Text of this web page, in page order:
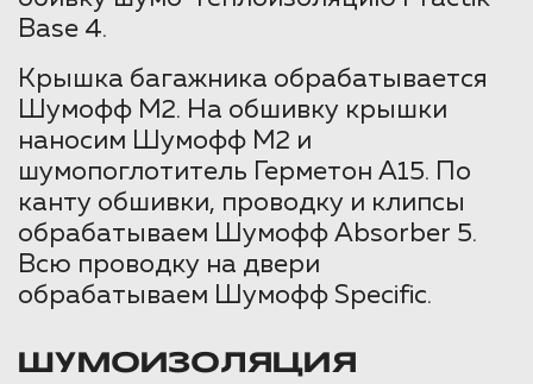
Base 4.
Крышка багажника обрабатывается
Шумофф М2. На обшивку крышки
наносим Шумофф М2 и
шумопоглотитель Герметон А15. По
канту обшивки, проводку и клипсы
обрабатываем Шумофф Absorber 5.
Всю проводку на двери
обрабатываем Шумофф Specific.
ШУМОИЗОЛЯЦИЯ